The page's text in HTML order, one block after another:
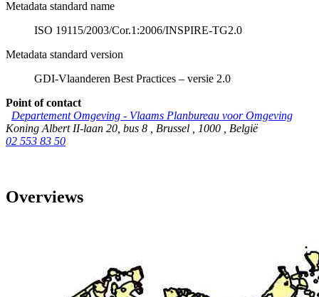
Metadata standard name
ISO 19115/2003/Cor.1:2006/INSPIRE-TG2.0
Metadata standard version
GDI-Vlaanderen Best Practices – versie 2.0
Point of contact
Departement Omgeving - Vlaams Planbureau voor Omgeving
Koning Albert II-laan 20, bus 8
Brussel 1000
België
02 553 83 50
Overviews